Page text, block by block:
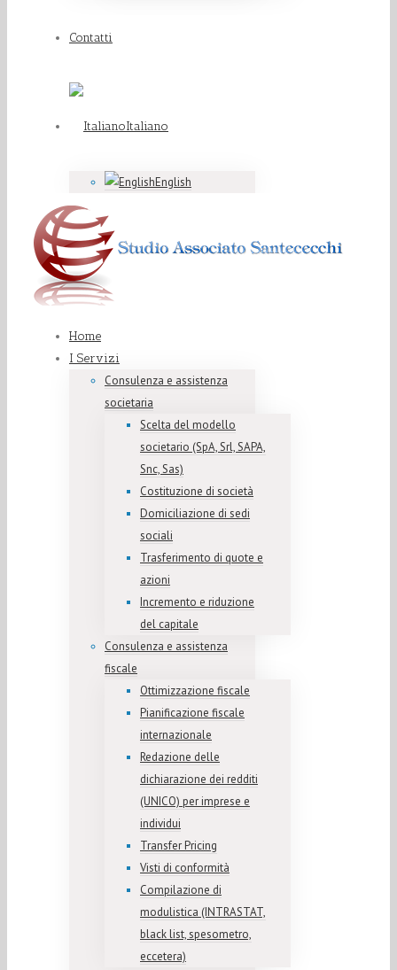
Contatti
Italiano
English
Home
I Servizi
Consulenza e assistenza
societaria
Scelta del modello
societario (SpA, Srl, SAPA,
Snc, Sas)
Costituzione di società
Domiciliazione di sedi
sociali
Trasferimento di quote e
azioni
Incremento e riduzione
del capitale
Consulenza e assistenza
fiscale
Ottimizzazione fiscale
Pianificazione fiscale
internazionale
Redazione delle
dichiarazione dei redditi
(UNICO) per imprese e
individui
Transfer Pricing
Visti di conformità
Compilazione di
modulistica (INTRASTAT,
black list, spesometro,
eccetera)